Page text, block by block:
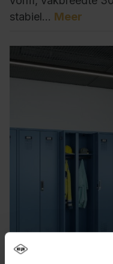
stabiel… Meer